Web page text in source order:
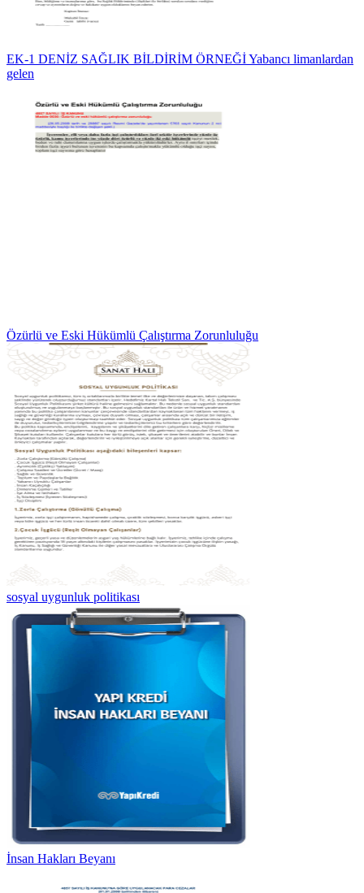
EK-1 DENİZ SAĞLIK BİLDİRİM ÖRNEĞİ Yabancı limanlardan
gelen
Özürlü ve Eski Hükümlü Çalıştırma Zorunluluğu
sosyal uygunluk politikası
İnsan Hakları Beyanı